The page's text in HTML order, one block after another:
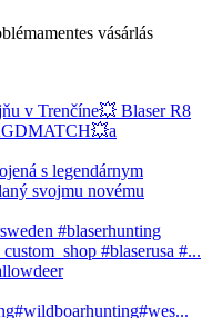
vásárlás